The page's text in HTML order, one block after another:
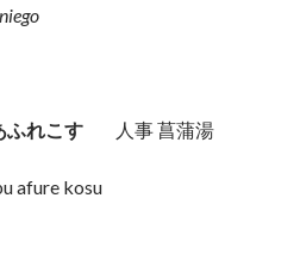
ふれこす 人事 菖蒲湯
afure kosu